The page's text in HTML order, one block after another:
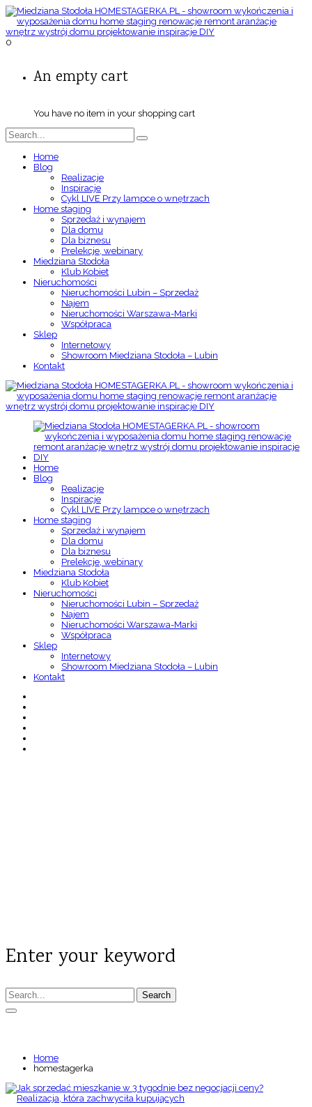
0
An empty cart
You have no item in your shopping cart
Home
Blog
Realizacje
Inspiracje
Cykl LIVE Przy lampce o wnętrzach
Home staging
Sprzedaż i wynajem
Dla domu
Dla biznesu
Prelekcje, webinary
Miedziana Stodoła
Klub Kobiet
Nieruchomości
Nieruchomości Lubin – Sprzedaż
Najem
Nieruchomości Warszawa-Marki
Współpraca
Sklep
Internetowy
Showroom Miedziana Stodoła – Lubin
Kontakt
Home
Blog
Realizacje
Inspiracje
Cykl LIVE Przy lampce o wnętrzach
Home staging
Sprzedaż i wynajem
Dla domu
Dla biznesu
Prelekcje, webinary
Miedziana Stodoła
Klub Kobiet
Nieruchomości
Nieruchomości Lubin – Sprzedaż
Najem
Nieruchomości Warszawa-Marki
Współpraca
Sklep
Internetowy
Showroom Miedziana Stodoła – Lubin
Kontakt
Enter your keyword
Search
Home
homestagerka